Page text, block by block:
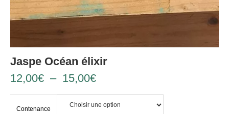
Jaspe Océan élixir
12,00€ – 15,00€
Contenance